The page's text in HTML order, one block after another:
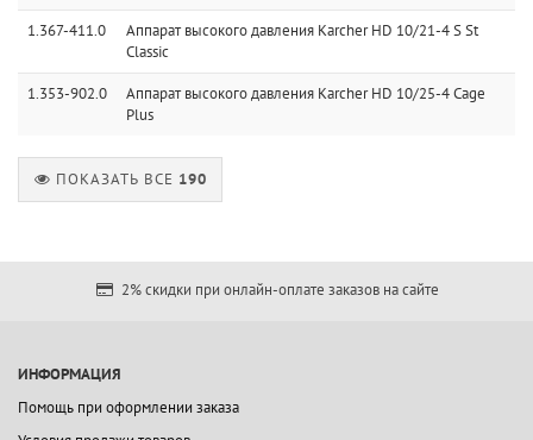
1.367-411.0
Аппарат высокого давления Karcher HD 10/21-4 S St
Classic
1.353-902.0
Аппарат высокого давления Karcher HD 10/25-4 Cage
Plus
ПОКАЗАТЬ ВСЕ 190
2% скидки при онлайн-оплате заказов на сайте
ИНФОРМАЦИЯ
Помощь при оформлении заказа